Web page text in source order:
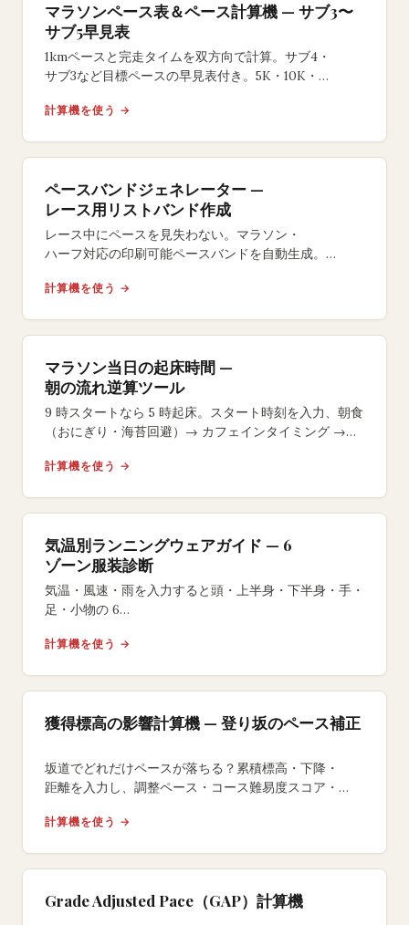
マラソンペース表＆ペース計算機 — サブ3〜
サブ5早見表
1kmペースと完走タイムを双方向で計算。サブ4・
サブ3など目標ペースの早見表付き。5K・10K・
計算機を使う →
ペースバンドジェネレーター —
レース用リストバンド作成
レース中にペースを見失わない。マラソン・
ハーフ対応の印刷可能ペースバンドを自動生成。
ネガティブスプリット戦略やサイズ選択も自在。
計算機を使う →
マラソン当日の起床時間 —
朝の流れ逆算ツール
9 時スタートなら 5 時起床。スタート時刻を入力、朝食
（おにぎり・海苔回避）→ カフェインタイミング →
計算機を使う →
気温別ランニングウェアガイド — 6
ゾーン服装診断
気温・風速・雨を入力すると頭・上半身・下半身・手・
足・小物の 6
レイヤリング解説と体温調節の科学に基づく推奨です。
計算機を使う →
獲得標高の影響計算機 — 登り坂のペース補正
坂道でどれだけペースが落ちる？累積標高・下降・
距離を入力し、調整ペース・コース難易度スコア・
計算機を使う →
Grade Adjusted Pace（GAP）計算機